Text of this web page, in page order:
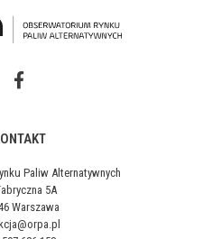
Paliw Alternatywnych
5A
Warszawa